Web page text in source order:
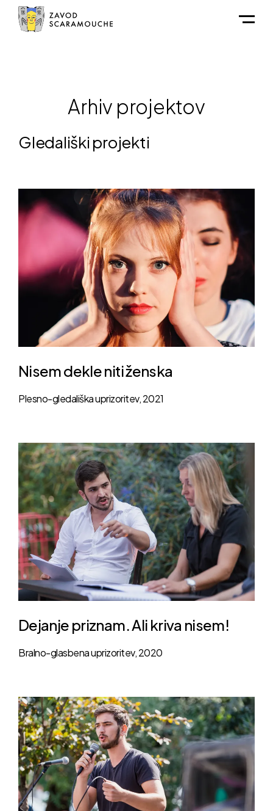
Skoči na vsebino
Odpri
Arhiv projektov
Gledališki projekti
Nisem dekle niti ženska
Plesno-gledališka uprizoritev, 2021
Dejanje priznam. Ali kriva nisem!
Bralno-glasbena uprizoritev, 2020